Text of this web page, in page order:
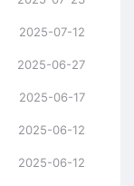
2025-07-12
2025-06-27
2025-06-17
2025-06-12
2025-06-12